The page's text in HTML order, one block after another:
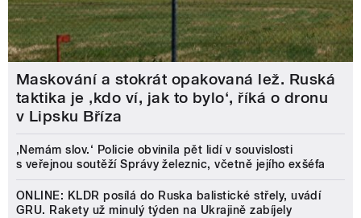
Maskování a stokrát opakovaná lež. Ruská
taktika je ‚kdo ví, jak to bylo‘, říká o dronu
v Lipsku Bříza
‚Nemám slov.‘ Policie obvinila pět lidí v souvislosti
s veřejnou soutěží Správy železnic, včetně jejího exšéfa
ONLINE: KLDR posílá do Ruska balistické střely, uvádí
GRU. Rakety už minulý týden na Ukrajině zabíjely